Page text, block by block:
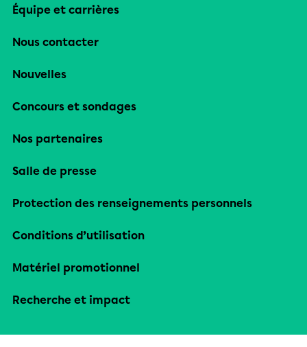
Équipe et carrières
Nous contacter
Nouvelles
Concours et sondages
Nos partenaires
Salle de presse
Protection des renseignements personnels
Conditions d’utilisation
Matériel promotionnel
Recherche et impact